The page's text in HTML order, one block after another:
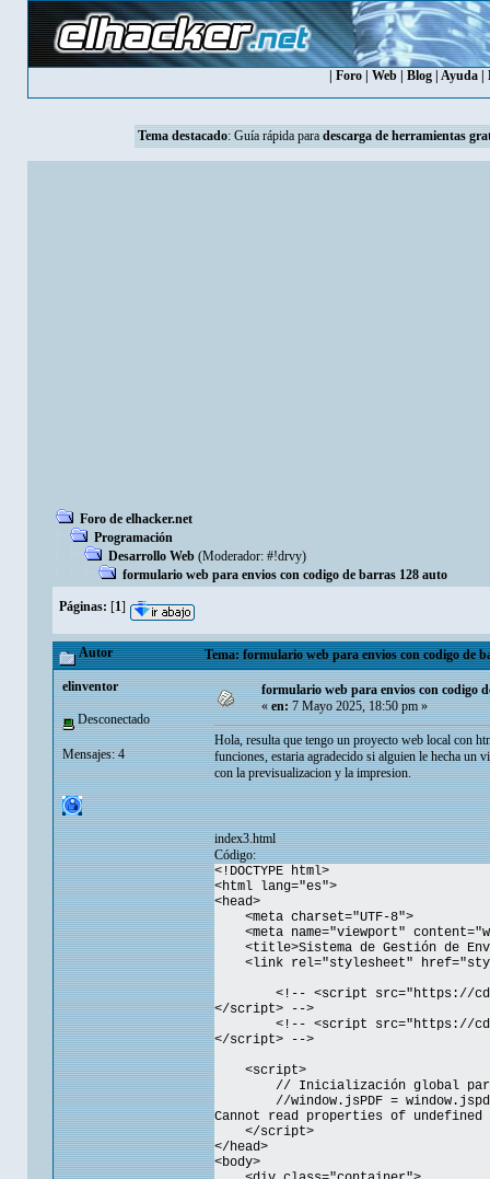
Foro Web Blog Ayuda
Tema destacado: Guía rápida para descarga de herramientas
Foro de elhacker.net
Programación
Desarrollo Web (Moderador: #!drvy)
formulario web para envios con codigo de barras 128 auto
Páginas: [1]
Autor Tema: formulario web para envios con codigo de
elinventor
Desconectado
Mensajes: 4
formulario web para envios con codigo
«en:7 Mayo 2025, 18:50 pm »
Hola, resulta que tengo un proyecto web local con
funciones, estaria agradecido si alguien le hecha un
con la previsualizacion y la impresion.
index3.html
Código:
<!DOCTYPE html>
<html lang="es">
<head>
<meta charset="UTF-8">
<meta name="viewport"
<title>Sistema de Gestión de
<link rel="stylesheet"
<!-- <script src="https://
</script> -->
<!-- <script src="https://
</script> -->
<script>
// Inicialización global para
//window.jsPDF =
Cannot read properties of
</script>
</head>
<body>